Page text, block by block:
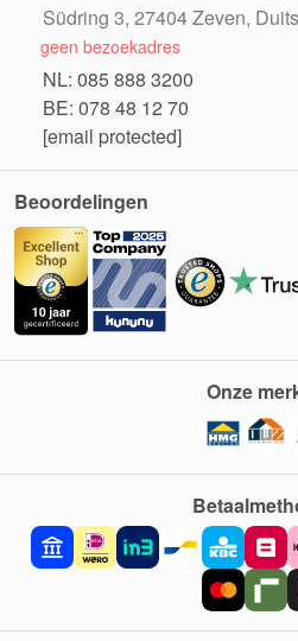
Südring 3, 27404 Zeven,
geen bezoekadres
NL: 085 888 3200
BE: 078 48 12 70
[email protected]
Beoordelingen
Onze